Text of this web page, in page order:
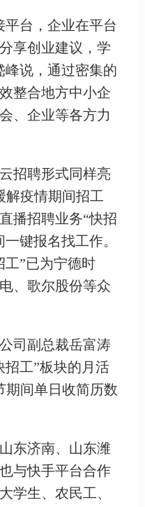
台，企业在平台
享创业建议，学
峰说，通过密集的
整合地方中小企
、企业等各方力
聘形式同样亮
解疫情期间招工
播招聘业务“快招
键报名找工作。
工”已为宁德时
、歌尔股份等众
副总裁岳富涛
招工”板块的月活
期间单日收简历数
济南、山东潍
与快手平台合作
学生、农民工、